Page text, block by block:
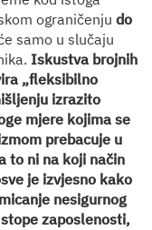
ograničenju do
samo u slučaju
Iskustva brojnih
„fleksibilno
izrazito
mjere kojima se
prebacuje u
to ni na koji način
je izvjesno kako
nesigurnog
zaposlenosti,